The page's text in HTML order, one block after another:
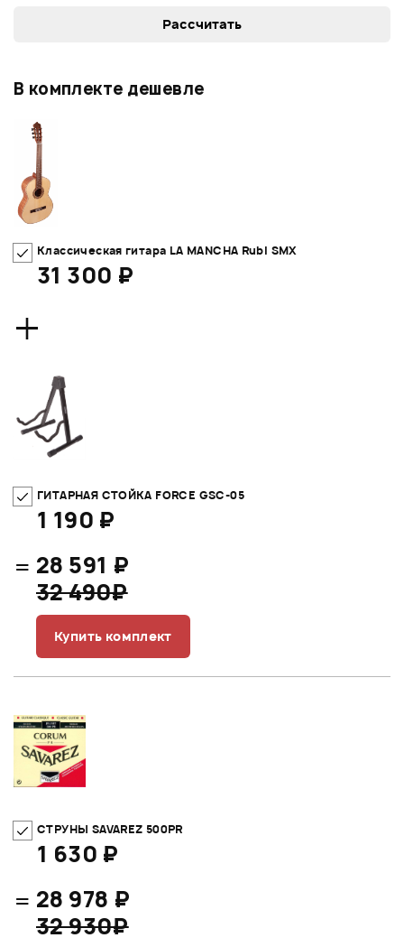
В комплекте дешевле
Классическая гитара LA MANCHA Rubi SMX
31 300 ₽
+
ГИТАРНАЯ СТОЙКА FORCE GSC-05
1 190 ₽
= 28 591 ₽
32 490₽
Купить комплект
СТРУНЫ SAVAREZ 500PR
1 630 ₽
= 28 978 ₽
32 930₽